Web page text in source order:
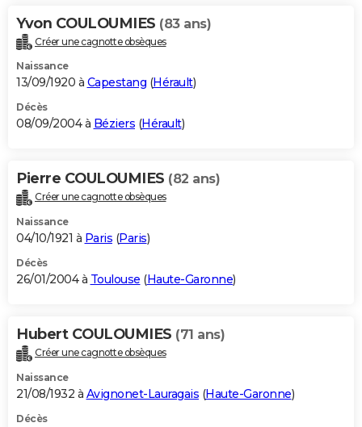
Yvon COULOUMIES (83 ans)
Créer une cagnotte obsèques
Naissance
13/09/1920 à Capestang (Hérault)
Décès
08/09/2004 à Béziers (Hérault)
Pierre COULOUMIES (82 ans)
Créer une cagnotte obsèques
Naissance
04/10/1921 à Paris (Paris)
Décès
26/01/2004 à Toulouse (Haute-Garonne)
Hubert COULOUMIES (71 ans)
Créer une cagnotte obsèques
Naissance
21/08/1932 à Avignonet-Lauragais (Haute-Garonne)
Décès